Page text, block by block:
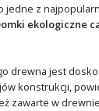
jedne z
ekologiczne
drewna jest
konstrukcji,
zawarte w